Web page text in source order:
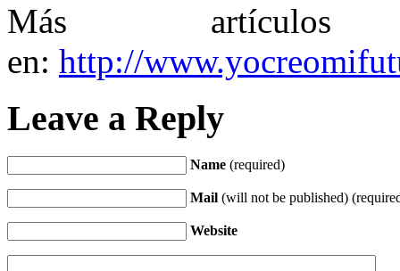
Más artículos
en: http://
Leave a Reply
Name (required)
Mail (will not be published)
Website